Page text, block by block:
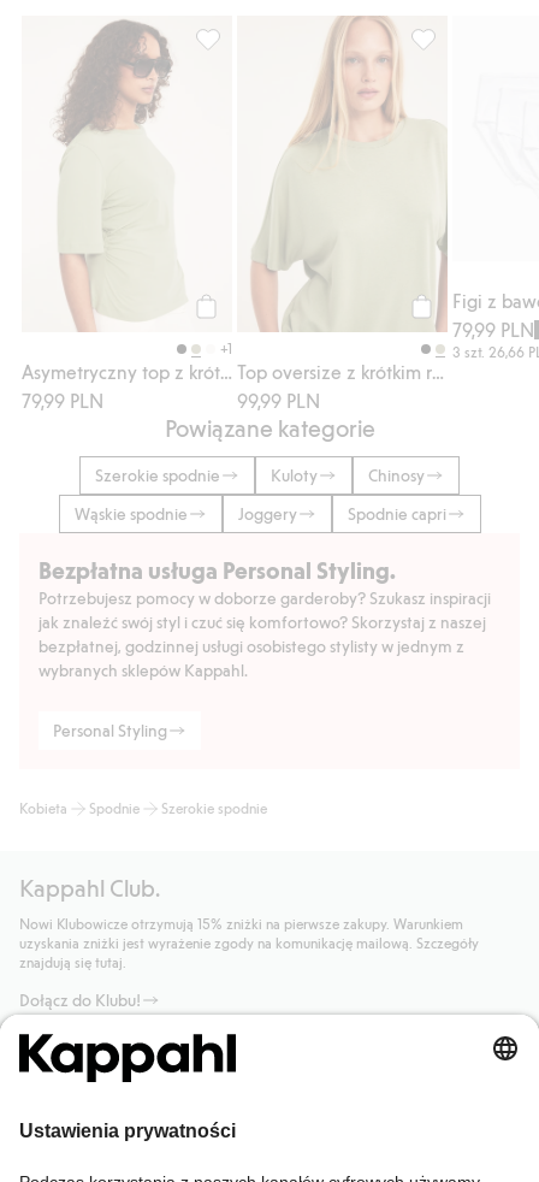
+1
79,99 PLN
Asymetryczny top z krótkim rękawem,
Kup
99,99 PLN
Figi z
79,99 PLN
3 szt.26,66
Powiązane kategorie
Szerokie spodnie Kuloty
Chinosy
Wąskie spodnie
Joggery Spodnie capri
Bezpłatna usługa Personal Styling.
Potrzebujesz pomocy w doborze garderoby? Szukasz inspiracji
jak znaleźć swój styl i czuć się komfortowo? Skorzystaj z naszej
bezpłatnej, godzinnej usługi osobistego stylisty w jednym z
wybranych sklepów Kappahl.
Personal Styling
Kobieta Spodnie Szerokie spodnie
Kappahl Club.
Nowi Klubowicze otrzymują 15% zniżki na pierwsze zakupy. Warunkiem
uzyskania zniżki jest wyrażenie zgody na komunikację mailową. Szczegóły
znajdują się tutaj.
Dołącz do Klubu!